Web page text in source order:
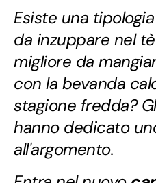
Esiste una
da inzuppare nel
migliore da
con la bevanda
stagione fredda?
hanno dedicato
all'argomento.